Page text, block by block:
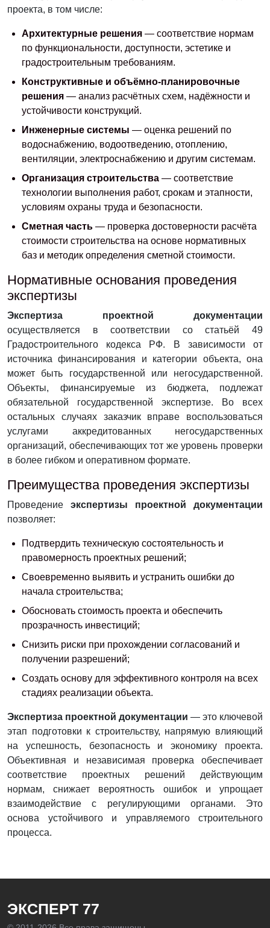
проекта, в том числе:
Архитектурные решения — соответствие нормам
по функциональности, доступности, эстетике и
градостроительным требованиям.
Конструктивные и объёмно-планировочные
решения — анализ расчётных схем, надёжности и
устойчивости конструкций.
Инженерные системы — оценка решений по
водоснабжению, водоотведению, отоплению,
вентиляции, электроснабжению и другим системам.
Организация строительства — соответствие
технологии выполнения работ, срокам и этапности,
условиям охраны труда и безопасности.
Сметная часть — проверка достоверности расчёта
стоимости строительства на основе нормативных
баз и методик определения сметной стоимости.
Нормативные основания проведения
экспертизы
Экспертиза проектной документации
осуществляется в соответствии со статьёй 49
Градостроительного кодекса РФ. В зависимости от
источника финансирования и категории объекта, она
может быть государственной или негосударственной.
Объекты, финансируемые из бюджета, подлежат
обязательной государственной экспертизе. Во всех
остальных случаях заказчик вправе воспользоваться
услугами аккредитованных негосударственных
организаций, обеспечивающих тот же уровень проверки
в более гибком и оперативном формате.
Преимущества проведения экспертизы
Проведение экспертизы проектной документации
позволяет:
Подтвердить техническую состоятельность и
правомерность проектных решений;
Своевременно выявить и устранить ошибки до
начала строительства;
Обосновать стоимость проекта и обеспечить
прозрачность инвестиций;
Снизить риски при прохождении согласований и
получении разрешений;
Создать основу для эффективного контроля на всех
стадиях реализации объекта.
Экспертиза проектной документации — это ключевой
этап подготовки к строительству, напрямую влияющий
на успешность, безопасность и экономику проекта.
Объективная и независимая проверка обеспечивает
соответствие проектных решений действующим
нормам, снижает вероятность ошибок и упрощает
взаимодействие с регулирующими органами. Это
основа устойчивого и управляемого строительного
процесса.
ЭКСПЕРТ 77